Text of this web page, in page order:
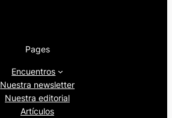
Pages
Encuentros
Nuestra newsletter
Nuestra editorial
Artículos